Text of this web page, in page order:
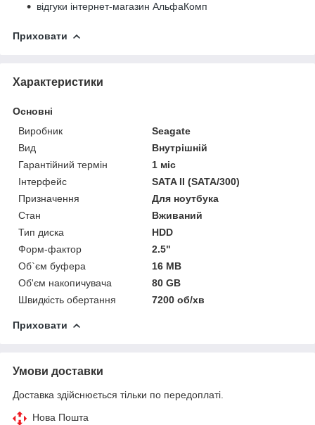
відгуки інтернет-магазин АльфаКомп
Приховати
Характеристики
Основні
Виробник
Seagate
Вид
Внутрішній
Гарантійний термін
1 міс
Інтерфейс
SATA II (SATA/300)
Призначення
Для ноутбука
Стан
Вживаний
Тип диска
HDD
Форм-фактор
2.5"
Об`єм буфера
16 MB
Об'єм накопичувача
80 GB
Швидкість обертання
7200 об/хв
Приховати
Умови доставки
Доставка здійснюється тільки по передоплаті.
Нова Пошта